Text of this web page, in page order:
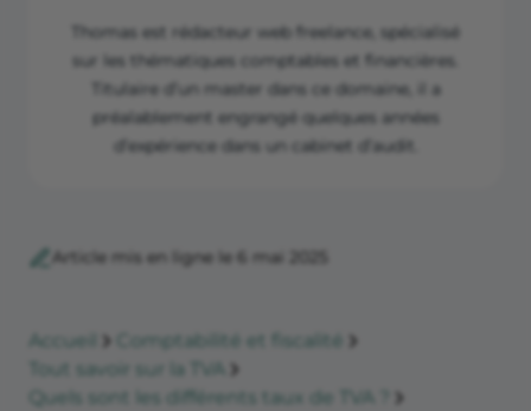
Thomas est rédacteur web freelance, spécialisé
sur les thématiques comptables et financières.
Titulaire d’un master dans ce domaine, il a
préalablement engrangé quelques années
d’expérience dans un cabinet d’audit.
Article mis en ligne le 6 mai 2025
Accueil
Comptabilité et fiscalité
Tout savoir sur la TVA
Quels sont les différents taux de TVA ?